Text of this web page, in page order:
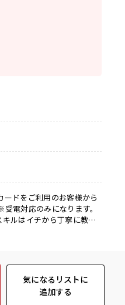
ードをご利用のお客様から
電対応のみになります。
ルはイチから丁寧に教え
全困ったときは先輩スタ
！ ≪無理なく働ける≫ 場
≪初めての仕事だけど自
かり働く環境が整って
≪収入アップを目指せる≫
気になるリストに
追加する